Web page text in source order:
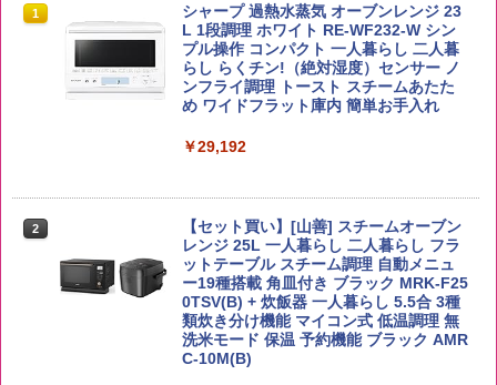
1 by Amazon 国産ブレンド米 精米 5kg
￥2,650
￥3,980
【在庫処分価格】ももたろう印 無洗米 5
kg 業務用 お米マイスターブレンド
1
ブラックニッカ ニッカ Nikka ウィスキ
ー4000ml ブラックニッカクリア ウヰス
キー 【日本 アサヒ ウィスキー】 大容量
お得 4リットル
￥4,356
￥6,054
角ハイボール 350ml×24本 サントリー ウ
イスキー ハイボール 缶
1
チキンラーメン どんぶり 85g×12個 日清
食品 インスタント カップ麺
￥1,939
【公式】ブタメン とんこつ味 35g×15個
パニー
￥1,451
国分 tabete だし麺 千葉県産はまぐりだ
し 塩らーめん 108g×10袋 保存食 備蓄
1
シャープ 過熱水蒸気 オーブンレンジ 23
L 1段調理 ホワイト RE-WF232-W シン
プル操作 コンパクト 一人暮らし 二人暮
らし らくチン!（絶対湿度）センサー ノ
ンフライ調理 トースト スチームあたた
め ワイドフラット庫内 簡単お手入れ
￥29,192
2
【セット買い】[山善] スチームオーブン
レンジ 25L 一人暮らし 二人暮らし フラ
ットテーブル スチーム調理 自動メニュ
ー19種搭載 角皿付き ブラック MRK-F25
0TSV(B) + 炊飯器 一人暮らし 5.5合 3種
類炊き分け機能 マイコン式 低温調理 無
洗米モード 保温 予約機能 ブラック AMR
C-10M(B)